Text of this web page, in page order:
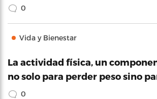
0
Vida y Bienestar
La actividad física, un
no solo para perder peso sino
0